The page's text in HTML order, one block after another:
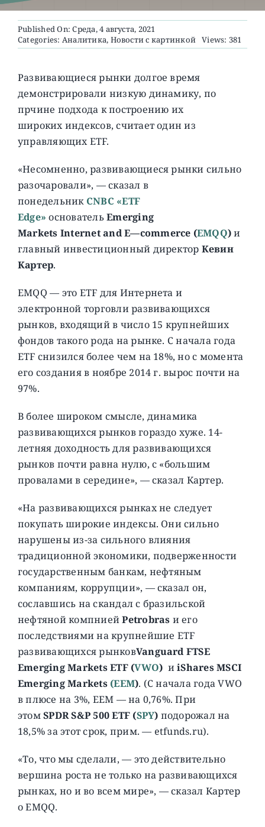
О ПРОЕКТЕ
Published On: Среда, 4 августа, 2021
Categories: Аналитика, Новости с картинкой Views: 381
Развивающиеся рынки долгое время
демонстрировали низкую динамику, по
прчине подхода к построению их
широких индексов, считает один из
управляющих ETF.
«Несомненно, развивающиеся рынки сильно
разочаровали», — сказал в
понедельник CNBC «ETF
Edge» основательEmerging
Markets InternetandE—commerce (EMQQ)и
главный инвестиционный директор Кевин
Картер.
EMQQ — это ETF для Интернета и
электронной торговли развивающихся
рынков, входящий в число 15 крупнейших
фондов такого рода на рынке. С начала года
ETF снизился более чем на 18%, но с момента
его создания в ноябре 2014 г. вырос почти на
97%.
В более широком смысле, динамика
развивающихся рынков гораздо хуже. 14-
летняя доходность для развивающихся
рынков почти равна нулю, с «большим
провалами в середине», — сказал Картер.
«На развивающихся рынках не следует
покупать широкие индексы. Они сильно
нарушены из-за сильного влияния
традиционной экономики, подверженности
государственным банкам, нефтяным
компаниям, коррупции», — сказал он,
сославшись на скандал с бразильской
нефтяной компниейPetrobras и его
последствиями на крупнейшие ETF
развивающихся рынковVanguard FTSE
Emerging Markets ETF (VWO) иiShares MSCI
Emerging Markets (EEM). (C начала года VWO
в плюсе на 3%, EEM — на 0,76%. При
этомSPDR S&P 500 ETF (SPY) подорожал на
18,5% за этот срок, прим. — etfunds.ru).
«То, что мы сделали, — это действительно
вершина роста не только на развивающихся
рынках, но и во всем мире», — сказал Картер
о EMQQ.